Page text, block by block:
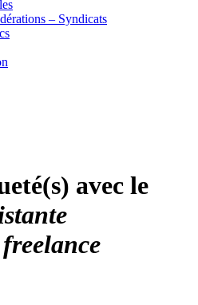
– Syndicats
avec le